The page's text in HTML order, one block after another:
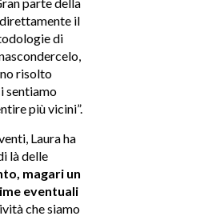
il
di
risolto
sentiamo
più vicini”.
Laura ha
là delle
magari un
eventuali
che siamo